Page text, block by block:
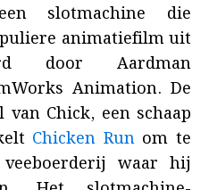
slotmachine die
animatiefilm uit
door Aardman
Animation. De
Chick, een schaap
Chicken Runom te
waar hij